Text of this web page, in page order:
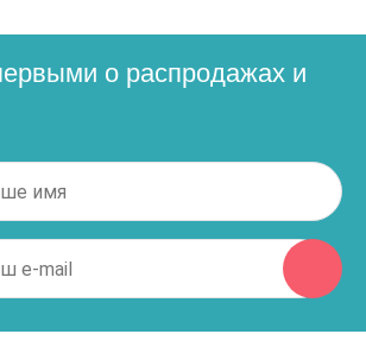
о распродажах и